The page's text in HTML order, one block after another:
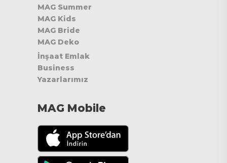
MAG Summer
MAG Kids
MAG Bride
MAG Deko
İnşaat Emlak
Business
Yazarlarımız
MAG Mobile